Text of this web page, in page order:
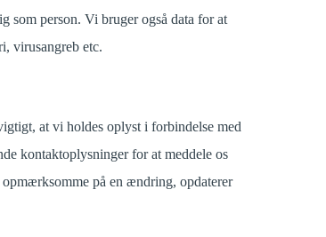
som person. Vi bruger også data for at
virusangreb etc.
at vi holdes oplyst i forbindelse med
kontaktoplysninger for at meddele os
på en ændring, opdaterer